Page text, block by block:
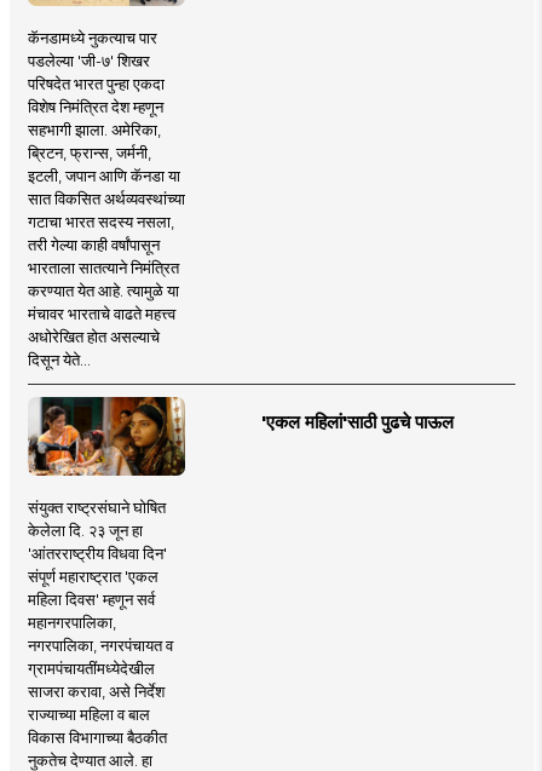
कॅनडामध्ये नुकत्याच पार
पडलेल्या 'जी-७' शिखर
परिषदेत भारत पुन्हा एकदा
विशेष निमंत्रित देश म्हणून
सहभागी झाला. अमेरिका,
ब्रिटन, फ्रान्स, जर्मनी,
इटली, जपान आणि कॅनडा या
सात विकसित अर्थव्यवस्थांच्या
गटाचा भारत सदस्य नसला,
तरी गेल्या काही वर्षांपासून
भारताला सातत्याने निमंत्रित
करण्यात येत आहे. त्यामुळे या
मंचावर भारताचे वाढते महत्त्व
अधोरेखित होत असल्याचे
दिसून येते...
'एकल महिलां'साठी पुढचे पाऊल
संयुक्त राष्ट्रसंघाने घोषित
केलेला दि. २३ जून हा
'आंतरराष्ट्रीय विधवा दिन'
संपूर्ण महाराष्ट्रात 'एकल
महिला दिवस' म्हणून सर्व
महानगरपालिका,
नगरपालिका, नगरपंचायत व
ग्रामपंचायतींमध्येदेखील
साजरा करावा, असे निर्देश
राज्याच्या महिला व बाल
विकास विभागाच्या बैठकीत
नुकतेच देण्यात आले. हा